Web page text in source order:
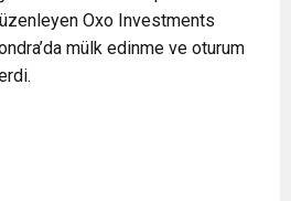
seviyesi yeşil çaydan
Oxo Investments
mülk edinme ve oturum